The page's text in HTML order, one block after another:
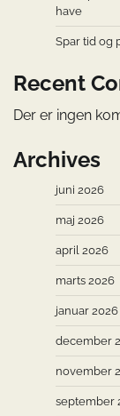
have
Spar tid og
Recent
Der er ingen
Archives
juni 2026
maj 2026
april 2026
marts 2026
januar 2026
december
november
september